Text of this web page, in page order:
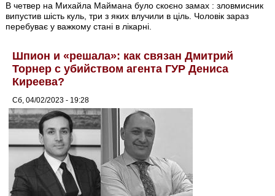
В четвер на Михайла Маймана було скоєно замах : зловмисник
випустив шість куль, три з яких влучили в ціль. Чоловік зараз
перебуває у важкому стані в лікарні.
Шпион и «решала»: как связан Дмитрий
Торнер с убийством агента ГУР Дениса
Киреева?
Сб, 04/02/2023 - 19:28